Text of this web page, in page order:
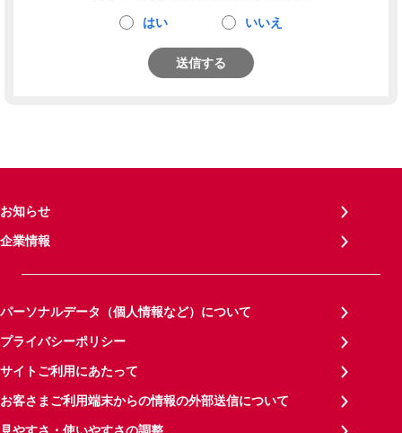
はい いいえ
送信する
お知らせ
企業情報
パーソナルデータ（個人情報など）について
プライバシーポリシー
サイトご利用にあたって
お客さまご利用端末からの情報の外部送信について